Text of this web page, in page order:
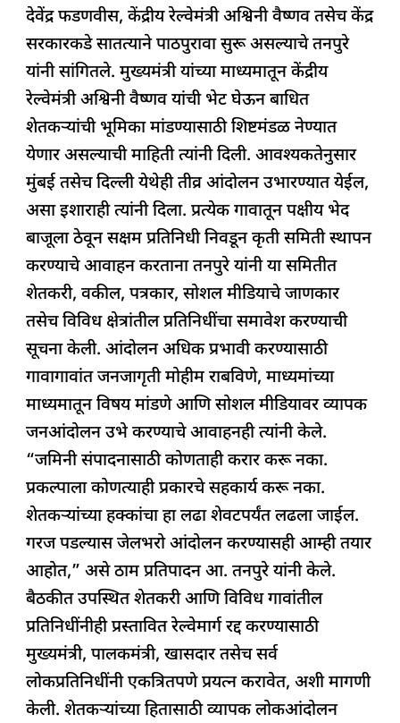
देवेंद्र फडणवीस, केंद्रीय रेल्वेमंत्री अश्विनी वैष्णव तसेच केंद्र
सरकारकडे सातत्याने पाठपुरावा सुरू असल्याचे तनपुरे
यांनी सांगितले. मुख्यमंत्री यांच्या माध्यमातून केंद्रीय
रेल्वेमंत्री अश्विनी वैष्णव यांची भेट घेऊन बाधित
शेतकऱ्यांची भूमिका मांडण्यासाठी शिष्टमंडळ नेण्यात
येणार असल्याची माहिती त्यांनी दिली. आवश्यकतेनुसार
मुंबई तसेच दिल्ली येथेही तीव्र आंदोलन उभारण्यात येईल,
असा इशाराही त्यांनी दिला. प्रत्येक गावातून पक्षीय भेद
बाजूला ठेवून सक्षम प्रतिनिधी निवडून कृती समिती स्थापन
करण्याचे आवाहन करताना तनपुरे यांनी या समितीत
शेतकरी, वकील, पत्रकार, सोशल मीडियाचे जाणकार
तसेच विविध क्षेत्रांतील प्रतिनिधींचा समावेश करण्याची
सूचना केली. आंदोलन अधिक प्रभावी करण्यासाठी
गावागावांत जनजागृती मोहीम राबविणे, माध्यमांच्या
माध्यमातून विषय मांडणे आणि सोशल मीडियावर व्यापक
जनआंदोलन उभे करण्याचे आवाहनही त्यांनी केले.
“जमिनी संपादनासाठी कोणताही करार करू नका.
प्रकल्पाला कोणत्याही प्रकारचे सहकार्य करू नका.
शेतकऱ्यांच्या हक्कांचा हा लढा शेवटपर्यंत लढला जाईल.
गरज पडल्यास जेलभरो आंदोलन करण्यासही आम्ही तयार
आहोत,” असे ठाम प्रतिपादन आ. तनपुरे यांनी केले.
बैठकीत उपस्थित शेतकरी आणि विविध गावांतील
प्रतिनिधींनीही प्रस्तावित रेल्वेमार्ग रद्द करण्यासाठी
मुख्यमंत्री, पालकमंत्री, खासदार तसेच सर्व
लोकप्रतिनिधींनी एकत्रितपणे प्रयत्न करावेत, अशी मागणी
केली. शेतकऱ्यांच्या हितासाठी व्यापक लोकआंदोलन